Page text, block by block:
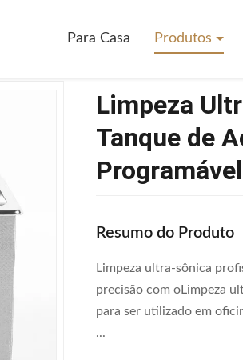
Para Casa Produtos
Limpeza Ultrassônica De Grau
Limpeza
Tanque de
Resumo do Produto
Limpeza ultra-sônica
precisão com oLimpeza
para ser utilizado em
...